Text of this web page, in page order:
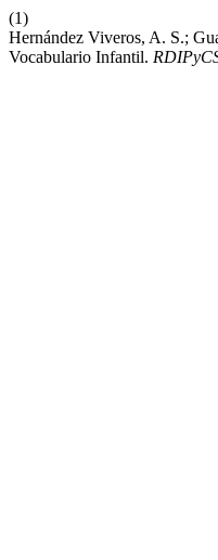
(1)
Hernández Viveros, A. S.;
Vocabulario Infantil.